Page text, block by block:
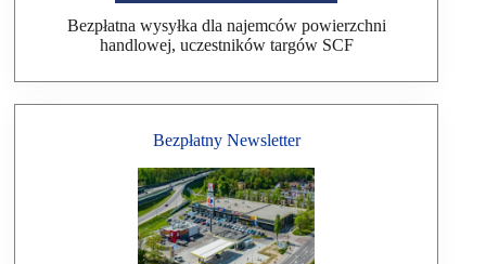
Bezpłatna wysyłka dla najemców powierzchni
handlowej, uczestników targów SCF
Bezpłatny Newsletter